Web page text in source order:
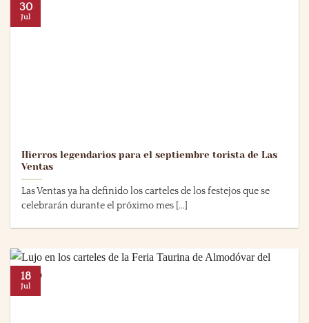
Hierros legendarios para el septiembre torista de Las
Ventas
Las Ventas ya ha definido los carteles de los festejos que se
celebrarán durante el próximo mes [...]
30
Jul
18
Jul